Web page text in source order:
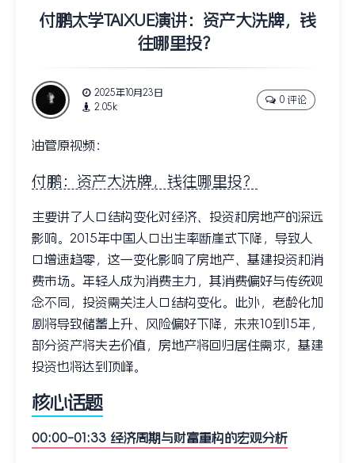
付鹏太学TAIXUE演讲：资产大洗牌，钱
往哪里投？
2025年10月23日
2.05k
0 评论
油管原视频：
付鹏：资产大洗牌，钱往哪里投？
主要讲了人口结构变化对经济、投资和房地产的深远
影响。2015年中国人口出生率断崖式下降，导致人
口增速趋零，这一变化影响了房地产、基建投资和消
费市场。年轻人成为消费主力，其消费偏好与传统观
念不同，投资需关注人口结构变化。此外，老龄化加
剧将导致储蓄上升、风险偏好下降，未来10到15年，
部分资产将失去价值，房地产将回归居住需求，基建
投资也将达到顶峰。
核心话题
00:00-01:33 经济周期与财富重构的宏观分析